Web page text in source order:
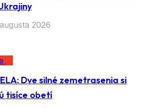
2026
Dve silné zemetrasenia si
tisíce obetí